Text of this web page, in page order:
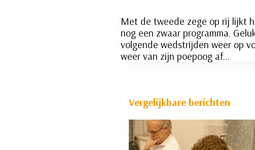
Met de tweede zege op rij lijkt
nog een zwaar programma.
volgende wedstrijden weer op
weer van zijn poepoog af…
Vergelijkbare berichten